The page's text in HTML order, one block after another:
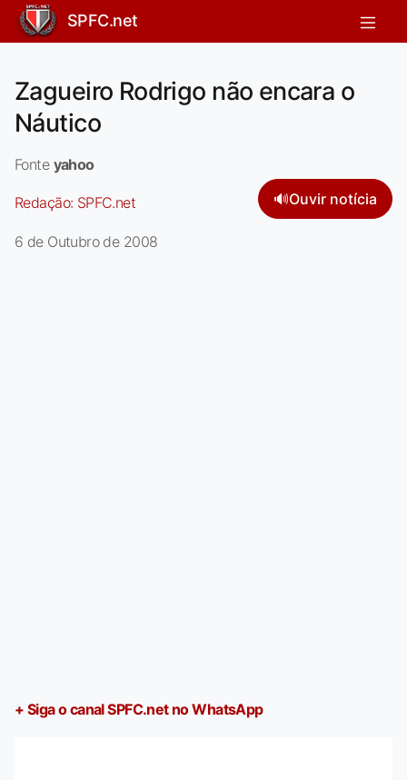
SPFC.net
Zagueiro Rodrigo não encara o
Náutico
Fonte yahoo
Redação: SPFC.net 🔊Ouvir notícia
6 de Outubro de 2008
+ Siga o canal SPFC.net no WhatsApp